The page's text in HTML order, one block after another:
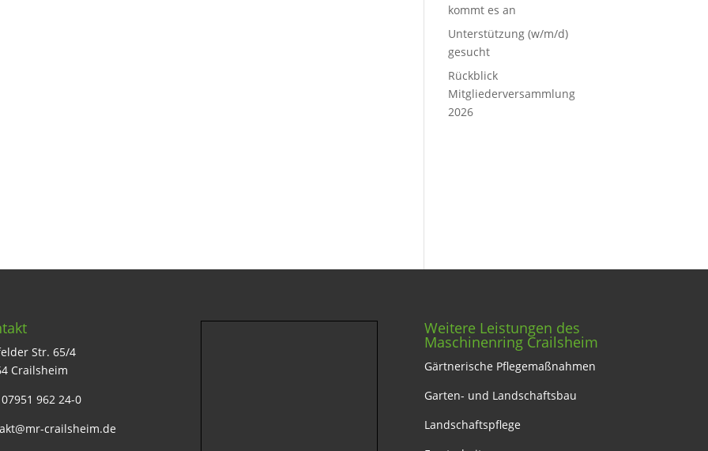
kommt es an
Unterstützung (w/m/d)
gesucht
Rückblick
Mitgliederversammlung
2026
Str. 65/4
Crailsheim
962 24-0
crailsheim.de
Weitere Leistungen des
Maschinenring Crailsheim
Gärtnerische Pflegemaßnahmen
Garten- und Landschaftsbau
Landschaftspflege